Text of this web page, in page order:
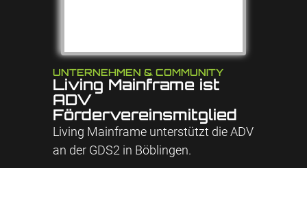
UNTERNEHMEN & COMMUNITY
Living Mainframe ist
ADV
Fördervereinsmitglied
Living Mainframe unterstützt die ADV
an der GDS2 in Böblingen.